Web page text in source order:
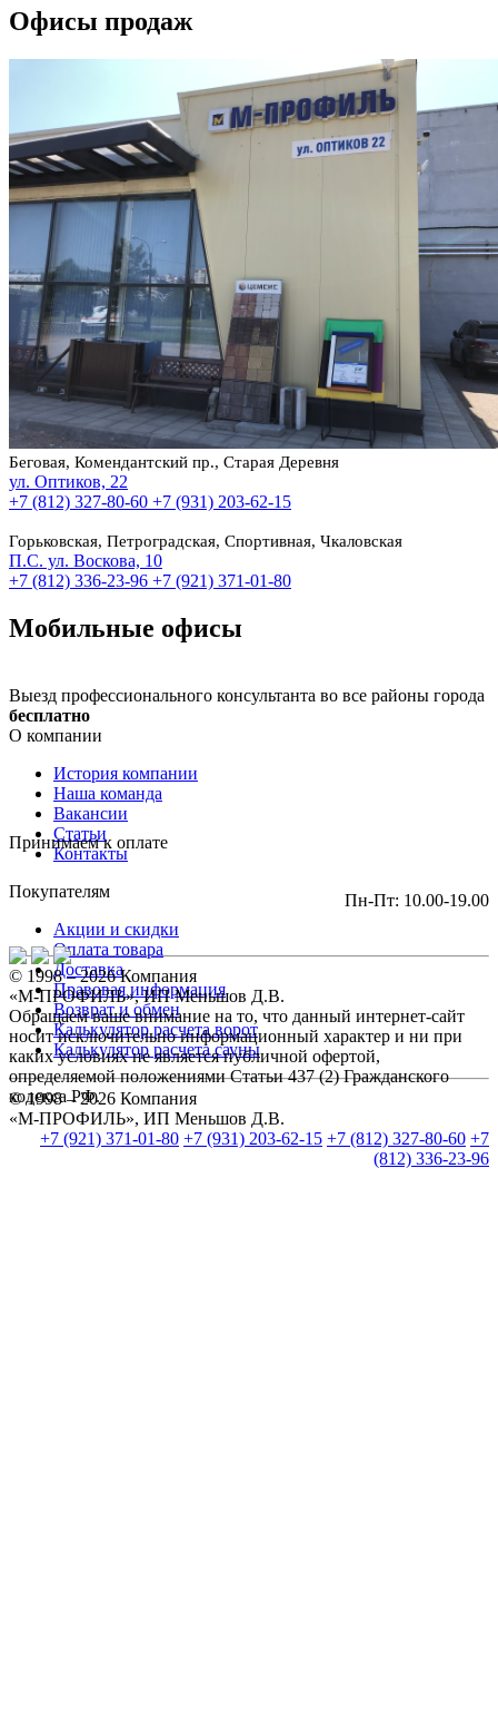
Офисы продаж
Беговая, Комендантский пр., Старая Деревня
ул. Оптиков, 22
+7 (812) 327-80-60 +7 (931) 203-62-15
Горьковская, Петроградская, Спортивная, Чкаловская
П.С. ул. Воскова, 10
+7 (812) 336-23-96 +7 (921) 371-01-80
Мобильные офисы
Выезд профессионального консультанта во все районы города
бесплатно
О компании
История компании
Наша команда
Вакансии
Статьи
Контакты
Покупателям
Акции и скидки
Оплата товара
Доставка
Правовая информация
Возврат и обмен
Калькулятор расчета ворот
Калькулятор расчета сауны
© 1998 – 2026 Компания
«М-ПРОФИЛЬ», ИП Меньшов Д.В.
+7 (921) 371-01-80 +7 (931) 203-62-15 +7 (812) 327-80-60 +7
(812) 336-23-96
Принимаем к оплате
Пн-Пт: 10.00-19.00
© 1998 – 2026 Компания
«М-ПРОФИЛЬ», ИП Меньшов Д.В.
Обращаем ваше внимание на то, что данный интернет-сайт
носит исключительно информационный характер и ни при
каких условиях не является публичной офертой,
определяемой положениями Статьи 437 (2) Гражданского
кодекса РФ.